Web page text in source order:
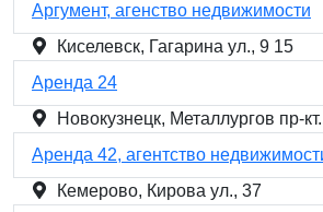
Аргумент, агенство недвижимости
Киселевск, Гагарина ул., 9 15
Аренда 24
Новокузнецк, Металлургов пр-
Аренда 42, агентство
Кемерово, Кирова ул., 37